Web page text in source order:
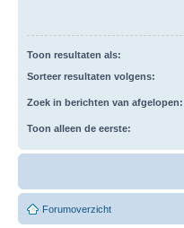
Toon resultaten als:
Sorteer resultaten volgens:
Zoek in berichten van
Toon alleen de eerste:
Forumoverzicht